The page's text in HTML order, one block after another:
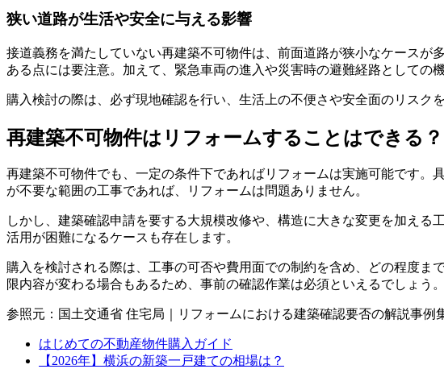
狭い道路が生活や安全に与える影響
接道義務を満たしていない再建築不可物件は、前面道路が狭小なケース
ある点には要注意。加えて、緊急車両の進入や災害時の避難経路としての
購入検討の際は、必ず現地確認を行い、生活上の不便さや安全面のリスク
再建築不可物件はリフォームすることはできる？
再建築不可物件でも、一定の条件下であればリフォームは実施可能です
が不要な範囲の工事であれば、リフォームは問題ありません。
しかし、建築確認申請を要する大規模改修や、構造に大きな変更を加え
活用が困難になるケースも存在します。
購入を検討される際は、工事の可否や費用面での制約を含め、どの程度ま
限内容が変わる場合もあるため、事前の確認作業は必須といえるでしょう。
参照元：国土交通省 住宅局｜リフォームにおける建築確認要否の解説事
はじめての不動産物件購入ガイド
【2026年】横浜の新築一戸建ての相場は？